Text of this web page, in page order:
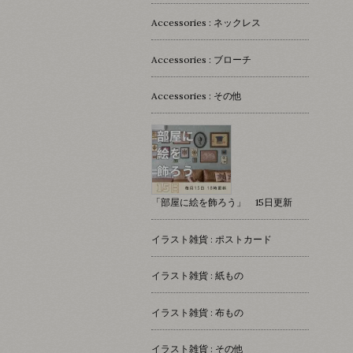
Accessories : ネックレス
Accessories : ブローチ
Accessories : その他
「部屋に絵を飾ろう」 15日更新
イラスト雑貨 : ポストカード
イラスト雑貨 : 紙もの
イラスト雑貨 : 布もの
イラスト雑貨 : その他